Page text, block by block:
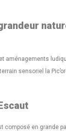
aménagements
sensoriel la
composé en grande